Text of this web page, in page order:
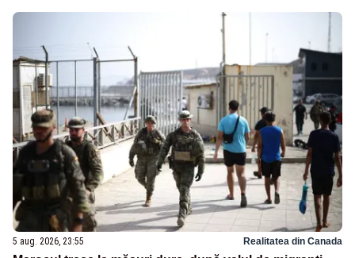
5 aug. 2026, 23:55 Realitatea din Canada